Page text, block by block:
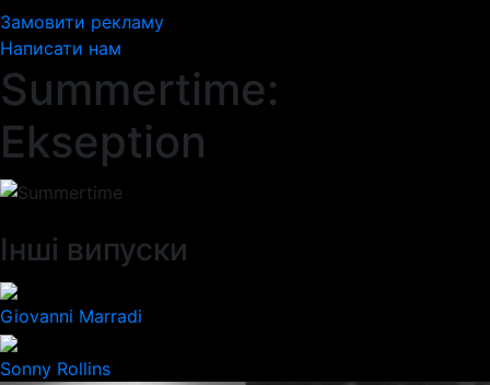
Замовити рекламу
Написати нам
Summertime:
Ekseption
Інші випуски
Giovanni Marradi
Sonny Rollins